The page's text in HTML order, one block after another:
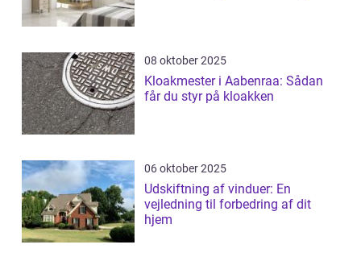
08 oktober 2025
Kloakmester i Aabenraa: Sådan
får du styr på kloakken
06 oktober 2025
Udskiftning af vinduer: En
vejledning til forbedring af dit
hjem